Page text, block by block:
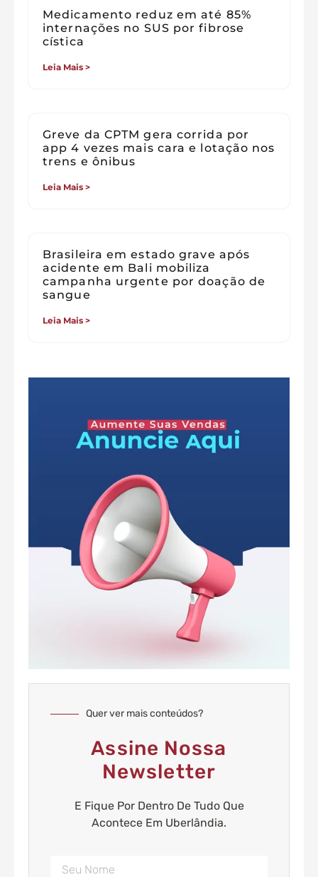
Medicamento reduz em até 85%
internações no SUS por fibrose
cística
Leia Mais >
Greve da CPTM gera corrida por
app 4 vezes mais cara e lotação nos
trens e ônibus
Leia Mais >
Brasileira em estado grave após
acidente em Bali mobiliza
campanha urgente por doação de
sangue
Leia Mais >
Quer ver mais conteúdos?
Assine Nossa
Newsletter
E Fique Por Dentro De Tudo Que
Acontece Em Uberlândia.